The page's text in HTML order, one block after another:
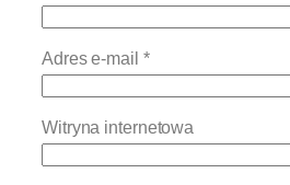
Adres e-mail *
Witryna internetowa